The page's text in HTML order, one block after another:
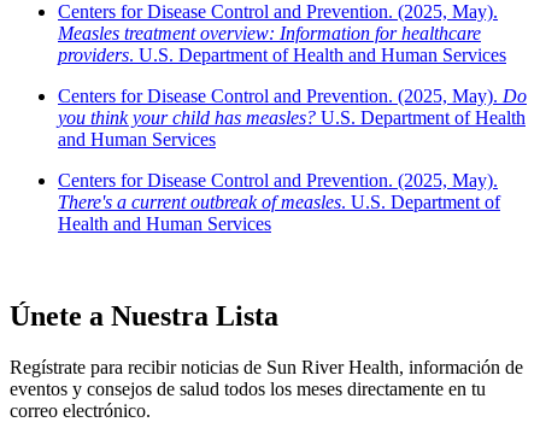
Centers for Disease Control and Prevention. (2025, May).
Measles treatment overview: Information for healthcare
providers. U.S. Department of Health and Human Services
Centers for Disease Control and Prevention. (2025, May). Do
you think your child has measles? U.S. Department of Health
and Human Services
Centers for Disease Control and Prevention. (2025, May).
There's a current outbreak of measles. U.S. Department of
Health and Human Services
Únete a Nuestra Lista
Regístrate para recibir noticias de Sun River Health, información de
eventos y consejos de salud todos los meses directamente en tu
correo electrónico.